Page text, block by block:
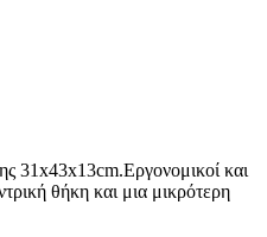
31x43x13cm.Εργονομικοί και
θήκη και μια μικρότερη